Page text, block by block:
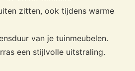
zitten, ook tijdens warme
van je tuinmeubelen.
een stijlvolle uitstraling.